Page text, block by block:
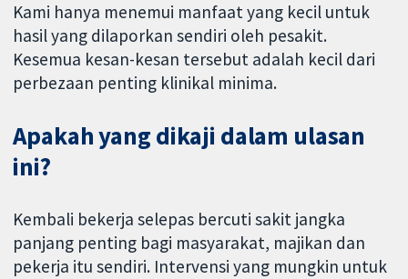
Kami hanya menemui manfaat yang kecil untuk
hasil yang dilaporkan sendiri oleh pesakit.
Kesemua kesan-kesan tersebut adalah kecil dari
perbezaan penting klinikal minima.
Apakah yang dikaji dalam ulasan
ini?
Kembali bekerja selepas bercuti sakit jangka
panjang penting bagi masyarakat, majikan dan
pekerja itu sendiri. Intervensi yang mungkin untuk